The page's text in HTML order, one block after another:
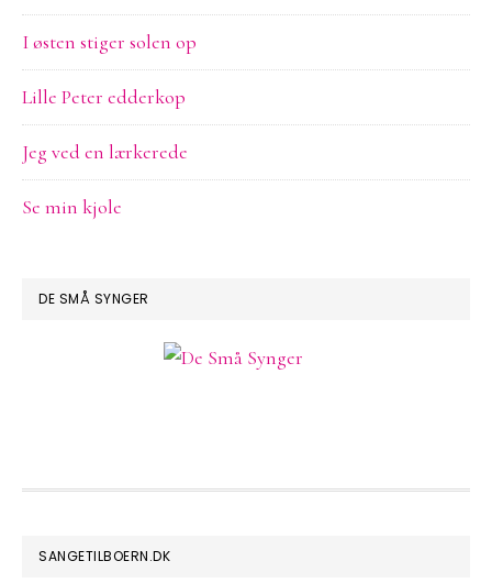
I østen stiger solen op
Lille Peter edderkop
Jeg ved en lærkerede
Se min kjole
DE SMÅ SYNGER
FOOTER
SANGETILBOERN.DK